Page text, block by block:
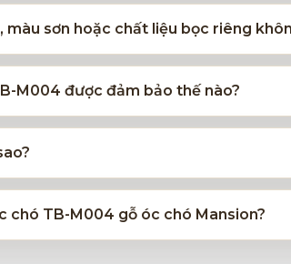
sơn hoặc chất liệu bọc riêng
M004 được đảm bảo thế nào?
chó TB-M004 gỗ óc chó Mansion?